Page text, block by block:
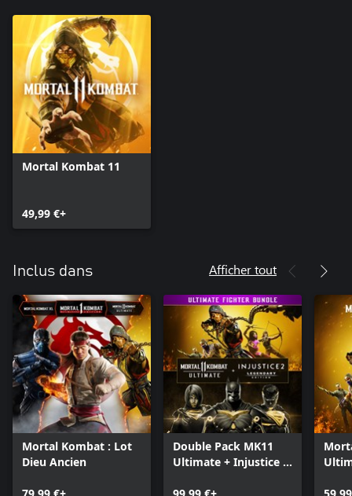
Mortal Kombat 11
49,99 €+
Inclus dans Afficher tout
Mortal Kombat : Lot
Dieu Ancien
Double Pack MK11
Ultimate + Injustice 2